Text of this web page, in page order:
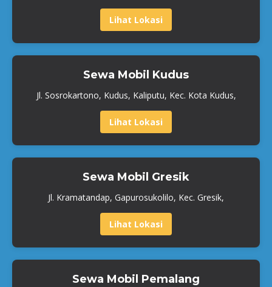
Lihat Lokasi
Sewa Mobil Kudus
Jl. Sosrokartono, Kudus, Kaliputu, Kec. Kota Kudus,
Lihat Lokasi
Sewa Mobil Gresik
Jl. Kramatandap, Gapurosukolilo, Kec. Gresik,
Lihat Lokasi
Sewa Mobil Pemalang